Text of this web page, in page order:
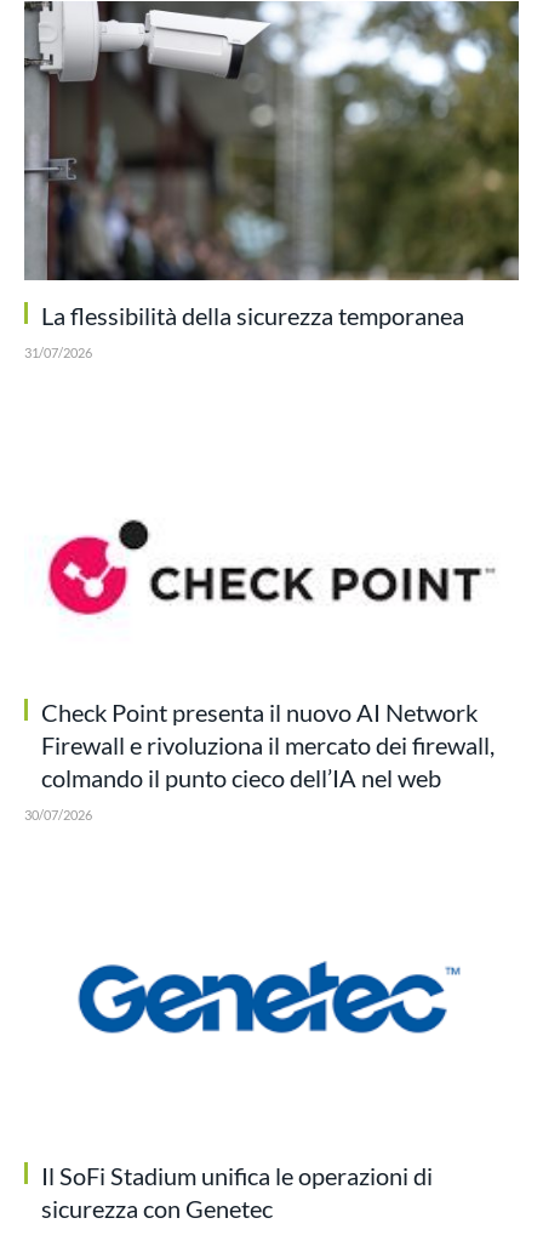
La flessibilità della sicurezza temporanea
31/07/2026
Check Point presenta il nuovo AI Network
Firewall e rivoluziona il mercato dei firewall,
colmando il punto cieco dell’IA nel web
30/07/2026
Il SoFi Stadium unifica le operazioni di
sicurezza con Genetec